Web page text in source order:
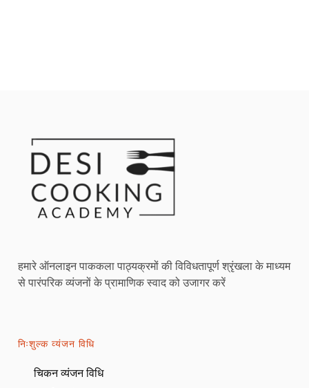
हमारे ऑनलाइन पाककला पाठ्यक्रमों की विविधतापूर्ण श्रृंखला के माध्यम
से पारंपरिक व्यंजनों के प्रामाणिक स्वाद को उजागर करें
निःशुल्क व्यंजन विधि
चिकन व्यंजन विधि